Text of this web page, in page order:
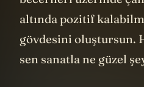
altında pozitif
gövdesini oluştursun.
sen sanatla ne güzel